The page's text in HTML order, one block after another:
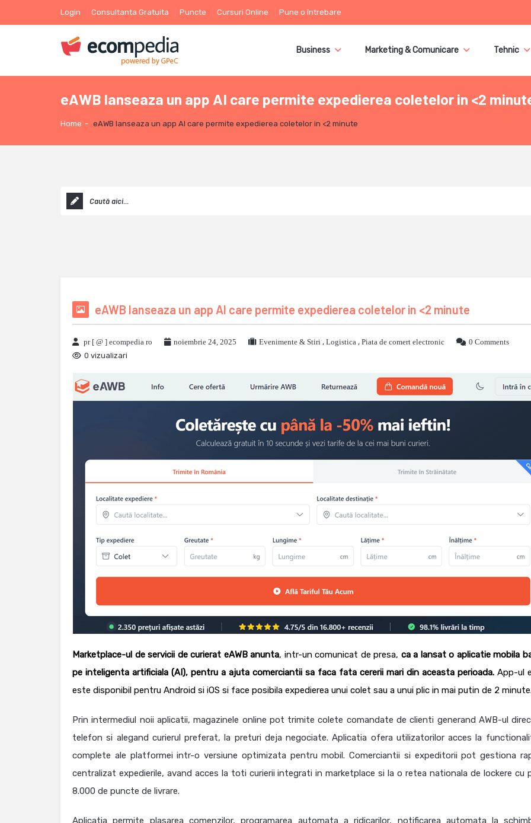
Login Consultanta Gratuita Puncte Cursuri Online Pune o întrebare
Business Marketing & Comunicare Tehnic
eAWB lanseaza un app AI care permite expedierea coletelor in <2
Home - eAWB lanseaza un app AI care permite expedierea coletelor in <2 minute
eAWB lanseaza un app AI care permite expedierea coletelor in <2 minute
pr [ @ ] ecompedia ro noiembrie 24, 2025 Evenimente & Stiri , Logistica , Piata de comert electronic
0 Comments
0 vizualizari
Marketplace-ul de servicii de curierat eAWB anunta, intr-un comunicat de presa, ca a lansat o aplicatie mobila
pe inteligenta artificiala (AI), pentru a ajuta comerciantii sa faca fata cererii mari din aceasta perioada.App-ul
este disponibil pentru Android si iOS si face posibila expedierea unui colet sau a unui plic in mai putin de 2
Prin intermediul noii aplicatii, magazinele online pot trimite colete comandate de clienti generand AWB-ul
telefon si alegand curierul preferat, la preturi deja negociate. Aplicatia ofera utilizatorilor acces la
complete ale platformei intr-o versiune optimizata pentru mobil. Comerciantii si expeditorii pot gestiona
centralizat expedierile, avand acces la toti curierii integrati in marketplace si la o retea nationala de lockere cu
8.000 de puncte de livrare.
Aplicatia permite plasarea comenzilor, programarea automata a ridicarilor, notificarea automata la